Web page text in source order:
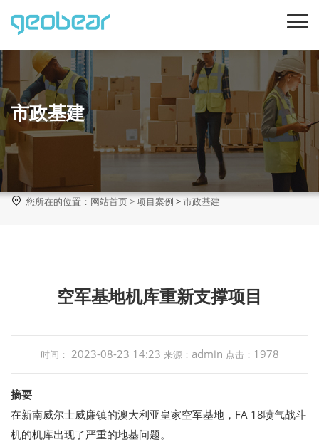
市政基建
 您所在的位置： 网站首页>项目案例 >市政基建
空军基地机库重新支撑项目
时间： 2023-08-23 14:23 来源： admin 点击： 1978
摘要
在新南威尔士威廉镇的澳大利亚皇家空军基地，FA 18喷气战斗
机的机库出现了严重的地基问题。